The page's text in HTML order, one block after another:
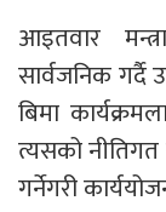
आइतवार
सार्वजनिक
बिमा
त्यसको
गर्नेगरी